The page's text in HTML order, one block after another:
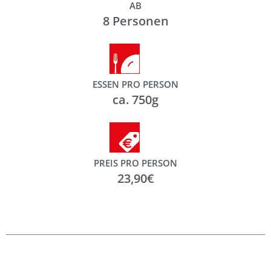
AB
8 Personen
ESSEN PRO PERSON
ca. 750g
PREIS PRO PERSON
23,90€